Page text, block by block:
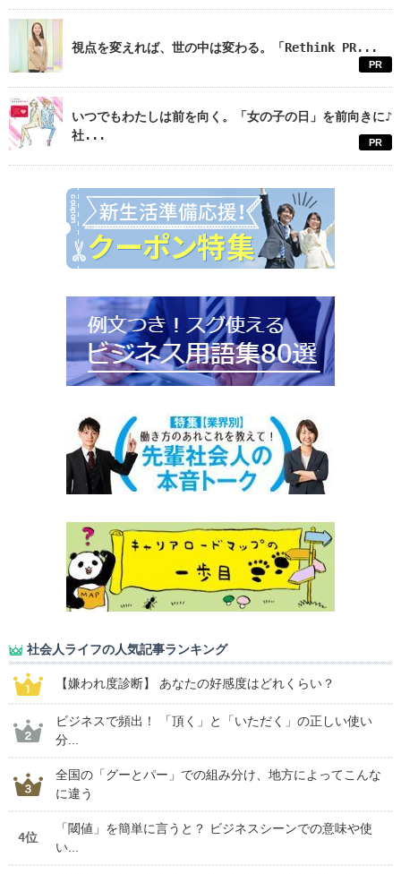
視点を変えれば、世の中は変わる。「Rethink PR...
PR
いつでもわたしは前を向く。「女の子の日」を前向きに♪
社...
PR
社会人ライフの人気記事ランキング
【嫌われ度診断】 あなたの好感度はどれくらい？
ビジネスで頻出！ 「頂く」と「いただく」の正しい使い
分...
全国の「グーとパー」での組み分け、地方によってこんな
に違う
4位
「閾値」を簡単に言うと？ ビジネスシーンでの意味や使
い...